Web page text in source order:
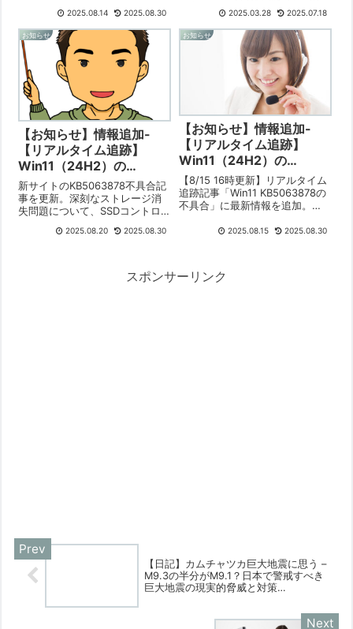
ました。安全にアップデートを
ポート。
2025.08.14 2025.08.30
析が更新。次期Winの実験段階と
の見方も。23H2ユーザーは
24H2非推奨。AI基礎解説、シス
テム構成、複数AI連携の参考サ
イトを紹介。CPU非対応だと機
2025.03.28 2025.07.18
お知らせ
【お知らせ】情報追加-
【リアルタイム追跡】
Win11（24H2）の
KB5063878の不具合
【2025/08/15】に8/20
午前7時時点の情報を追加
しました【2025/08/20】
新サイトのKB5063878不具合記
事を更新。深刻なストレージ消
失問題について、SSDコントロ
Microsoftとの共同調査を公式に
2025.08.20 2025.08.30
お知らせ
【お知らせ】情報追加-
【リアルタイム追跡】
Win11（24H2）の
KB5063878の不具合
【2025/08/15】に8/15の
16時時点の情報を追加し
ました【2025/08/15】
【8/15 16時更新】リアルタイム
追跡記事「Win11 KB5063878の
不具合」に最新情報を追加。
「アンインストールできない」
2025.08.15 2025.08.30
スポンサーリンク
【日記】カムチャツカ巨大地震に思う –
M9.3の半分がM9.1？日本で警戒すべき
巨大地震の現実的脅威と対策